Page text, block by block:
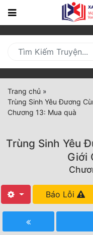
Trang
Mới
Cập
Nhật
(current)
BXH
Truyện Mới Ra
Hoàn Thành
Trang chủ »
Trùng Sinh Yêu Đương
Chương 13: Mua quà
Trùng Sinh Yêu
Giới
Báo Lỗi